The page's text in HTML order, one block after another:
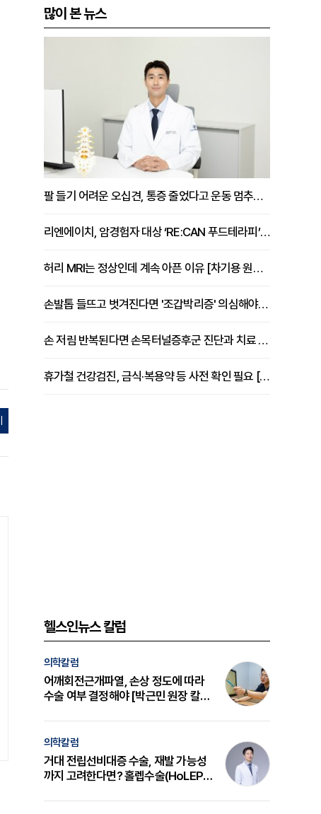
많이 본 뉴스
팔 들기 어려운 오십견, 통증 줄었다고 운동 멈추면 안 되는 이유 [이병욱 원장 칼럼]
리엔에이치, 암경험자 대상 ‘RE:CAN 푸드테라피’ 운영
허리 MRI는 정상인데 계속 아픈 이유 [차기용 원장 칼럼]
손발톱 들뜨고 벗겨진다면 '조갑박리증' 의심해야 [김철윤 원장 칼럼]
손 저림 반복된다면 손목터널증후군 진단과 치료 시기 살펴야 [김동현 원장 칼럼]
휴가철 건강검진, 금식·복용약 등 사전 확인 필요 [정도감 원장 칼럼]
헬스인뉴스 칼럼
의학칼럼
어깨회전근개파열, 손상 정도에 따라
수술 여부 결정해야 [박근민 원장 칼
의학칼럼
거대 전립선비대증 수술, 재발 가능성
까지 고려한다면? 홀렙수술(HoLEP)